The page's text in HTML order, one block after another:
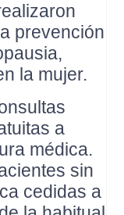
prevención
la mujer.
a
médica.
sin
cedidas a